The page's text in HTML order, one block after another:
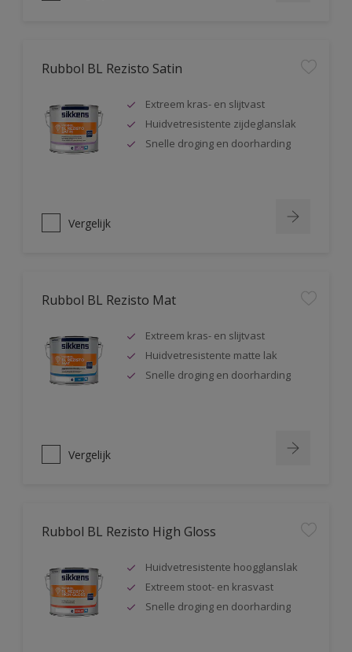
Rubbol BL Rezisto Satin
Extreem kras- en slijtvast
Huidvetresistente zijdeglanslak
Snelle droging en doorharding
Vergelijk
Rubbol BL Rezisto Mat
Extreem kras- en slijtvast
Huidvetresistente matte lak
Snelle droging en doorharding
Vergelijk
Rubbol BL Rezisto High Gloss
Huidvetresistente hoogglanslak
Extreem stoot- en krasvast
Snelle droging en doorharding